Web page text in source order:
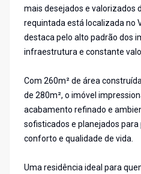
mais desejados e valorizados
requintada está localizada no
destaca pelo alto padrão dos
infraestrutura e constante
Com 260m² de área
de 280m², o imóvel
acabamento refinado e
sofisticados e planejados
conforto e qualidade de vida.
Uma residência ideal para